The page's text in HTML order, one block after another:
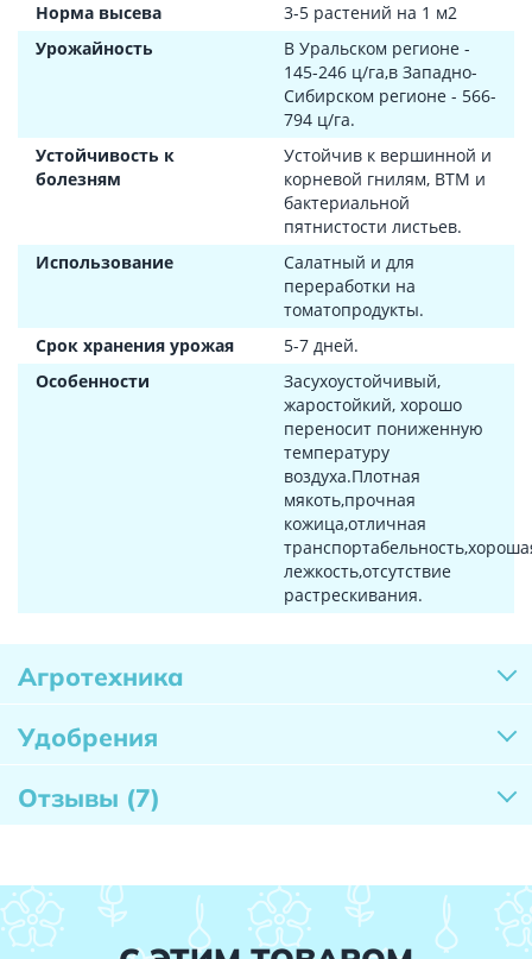
Норма высева
3-5 растений на 1 м2
Урожайность
В Уральском регионе -
145-246 ц/га,в Западно-
Сибирском регионе - 566-
794 ц/га.
Устойчивость к
болезням
Устойчив к вершинной и
корневой гнилям, ВТМ и
бактериальной
пятнистости листьев.
Использование
Салатный и для
переработки на
томатопродукты.
Срок хранения урожая
5-7 дней.
Особенности
Засухоустойчивый,
жаростойкий, хорошо
переносит пониженную
температуру
воздуха.Плотная
мякоть,прочная
кожица,отличная
лежкость,отсутствие
растрескивания.
Агротехника
Удобрения
Отзывы (7)